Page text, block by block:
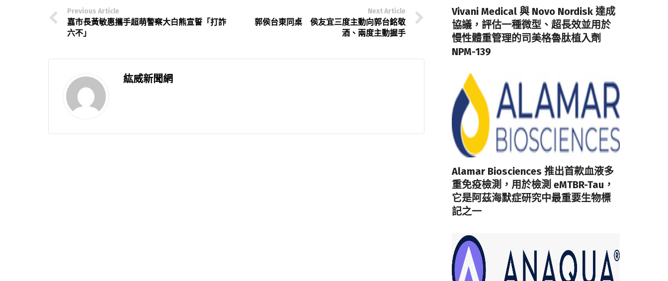
Previous Article
嘉市長黃敏惠攜手超萌警察大白熊宣誓「打詐
六不」
Next Article
郭侯台東同桌 侯友宜三度主動向郭台銘敬
酒、兩度主動握手
紘威新聞網
Vivani Medical 與 Novo Nordisk 達成
協議，評估一種微型、超長效並用於
慢性體重管理的司美格魯肽植入劑
NPM-139
Alamar Biosciences 推出首款血液多
重免疫檢測，用於檢測 eMTBR-Tau，
它是阿茲海默症研究中最重要生物標
記之一